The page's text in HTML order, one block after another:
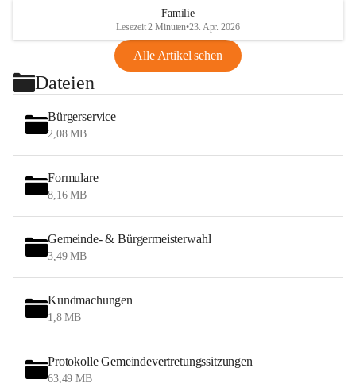
Familie
Lesezeit 2 Minuten•23. Apr. 2026
Alle Artikel sehen
Dateien
Bürgerservice
2,08 MB
Formulare
8,16 MB
Gemeinde- & Bürgermeisterwahl
3,49 MB
Kundmachungen
1,8 MB
Protokolle Gemeindevertretungssitzungen
63,49 MB